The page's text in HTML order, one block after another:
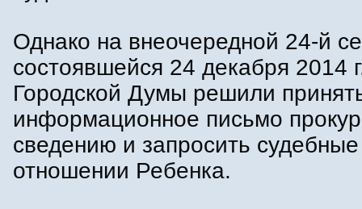
Однако на внеочередной 24-й
состоявшейся 24 декабря 2014
Городской Думы решили
информационное письмо
сведению и запросить
отношении Ребенка.